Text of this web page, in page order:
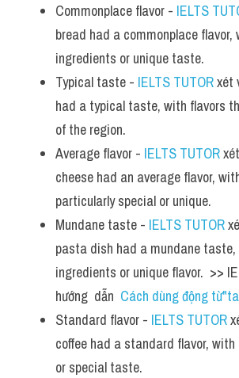
Commonplace flavor - IELTS
bread had a commonplace
ingredients or unique taste.
Typical taste - IELTS TUTOR xét
had a typical taste, with flavors
of the region.
Average flavor - IELTS TUTOR
cheese had an average flavor,
particularly special or unique.
Mundane taste - IELTS TUTOR
pasta dish had a mundane
ingredients or unique flavor.  >>
hướng  dẫn Cách dùng động
Standard flavor - IELTS TUTOR
coffee had a standard flavor, with
or special taste.